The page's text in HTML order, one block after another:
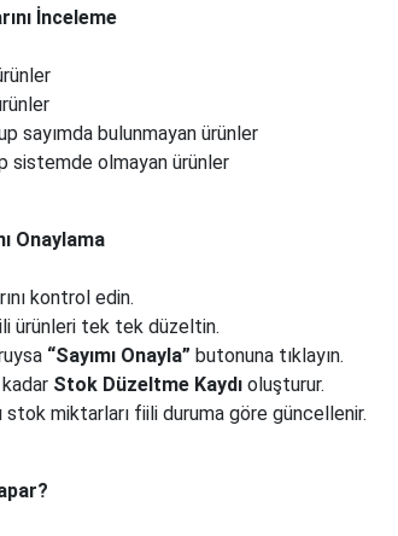
İnceleme
sayımda bulunmayan ürünler
sistemde olmayan ürünler
Onaylama
kontrol edin.
ürünleri tek tek düzeltin.
“Sayımı Onayla” butonuna tıklayın.
Stok Düzeltme Kaydı oluşturur.
stok miktarları fiili duruma göre güncellenir.